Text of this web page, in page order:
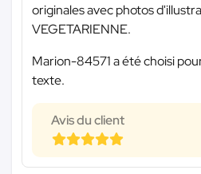
originales avec photos
VEGETARIENNE.
Marion-84571 a été choisi
texte.
Avis du client